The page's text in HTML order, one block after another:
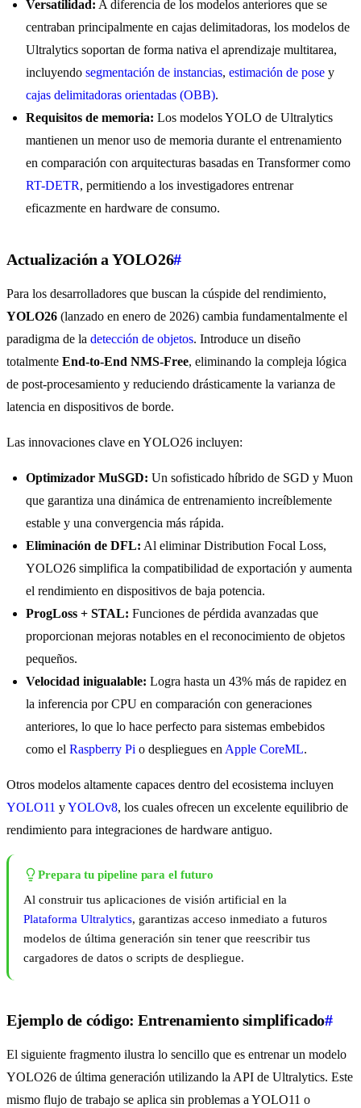
Versatilidad: A diferencia de los modelos anteriores que se
centraban principalmente en cajas delimitadoras, los modelos de
Ultralytics soportan de forma nativa el aprendizaje multitarea,
incluyendo segmentación de instancias, estimación de pose y
cajas delimitadoras orientadas (OBB).
Requisitos de memoria: Los modelos YOLO de Ultralytics
mantienen un menor uso de memoria durante el entrenamiento
en comparación con arquitecturas basadas en Transformer como
RT-DETR, permitiendo a los investigadores entrenar
eficazmente en hardware de consumo.
Actualización a YOLO26#
Para los desarrolladores que buscan la cúspide del rendimiento,
YOLO26 (lanzado en enero de 2026) cambia fundamentalmente el
paradigma de la detección de objetos. Introduce un diseño
totalmente End-to-End NMS-Free, eliminando la compleja lógica
de post-procesamiento y reduciendo drásticamente la varianza de
latencia en dispositivos de borde.
Las innovaciones clave en YOLO26 incluyen:
Optimizador MuSGD: Un sofisticado híbrido de SGD y Muon
que garantiza una dinámica de entrenamiento increíblemente
estable y una convergencia más rápida.
Eliminación de DFL: Al eliminar Distribution Focal Loss,
YOLO26 simplifica la compatibilidad de exportación y aumenta
el rendimiento en dispositivos de baja potencia.
ProgLoss + STAL: Funciones de pérdida avanzadas que
proporcionan mejoras notables en el reconocimiento de objetos
pequeños.
Velocidad inigualable: Logra hasta un 43% más de rapidez en
la inferencia por CPU en comparación con generaciones
anteriores, lo que lo hace perfecto para sistemas embebidos
como el Raspberry Pi o despliegues en Apple CoreML.
Otros modelos altamente capaces dentro del ecosistema incluyen
YOLO11 yYOLOv8, los cuales ofrecen un excelente equilibrio de
rendimiento para integraciones de hardware antiguo.
Prepara tu pipeline para el futuro
Al construir tus aplicaciones de visión artificial en la
Plataforma Ultralytics, garantizas acceso inmediato a futuros
modelos de última generación sin tener que reescribir tus
cargadores de datos o scripts de despliegue.
Ejemplo de código: Entrenamiento simplificado#
El siguiente fragmento ilustra lo sencillo que es entrenar un modelo
YOLO26 de última generación utilizando la API de Ultralytics. Este
mismo flujo de trabajo se aplica sin problemas a YOLO11 o